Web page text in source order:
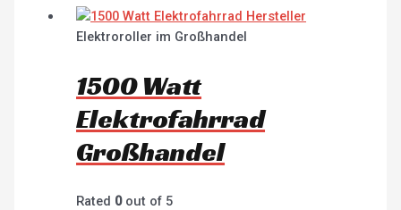
Elektroroller im Großhandel
1500 Watt
Elektrofahrrad
Großhandel
Rated 0out of 5